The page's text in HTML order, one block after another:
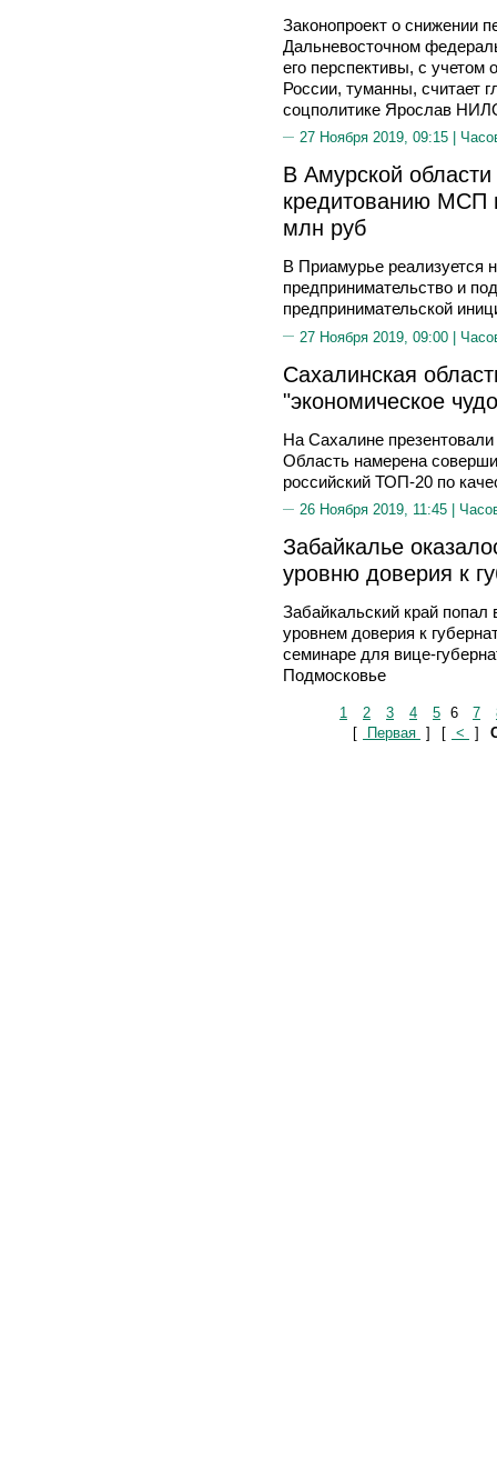
Законопроект о снижении
Дальневосточном
его перспективы, с учетом
России, туманны, считает
соцполитике Ярослав
27 Ноября 2019, 09:15 |
В Амурской
кредитованию МСП
млн руб
В Приамурье реализуется
предпринимательство и
предпринимательской
27 Ноября 2019, 09:00 |
Сахалинская
"экономическое
На Сахалине
Область намерена
российский ТОП-20 по
26 Ноября 2019, 11:45 |
Забайкалье
уровню доверия к
Забайкальский край
уровнем доверия к
семинаре для вице-
Подмосковье
1 2 3 4 5 6 7
[
Первая ] [ < ]